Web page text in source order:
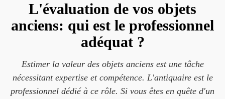
L'évaluation de vos objets
anciens: qui est le professionnel
adéquat ?
Estimer la valeur des objets anciens est une tâche
nécessitant expertise et compétence. L'antiquaire est le
professionnel dédié à ce rôle. Si vous êtes en quête d'un